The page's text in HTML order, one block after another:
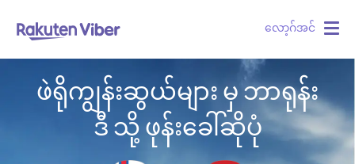
လော့ဂ်အင်
ဖဲရိုကျွန်းဆွယ်များ မှ ဘာရုန်း
ဒီ သို့ ဖုန်းခေါ်ဆိုပုံ